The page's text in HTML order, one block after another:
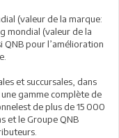
(valeur de la marque:
mondial (valeur de la
pour l’amélioration
et succursales, dans
gamme complète de
de plus de 15 000
et le Groupe QNB